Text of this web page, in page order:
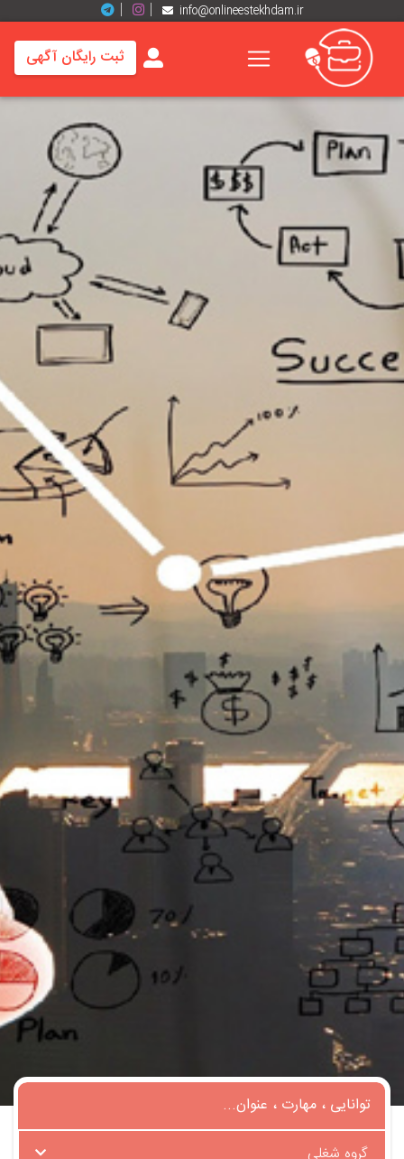
info@onlineestekhdam.ir
خانه
های
شغلی
رزومه
ها
اخبار
مشاغل
درباره
ما
ثبت رایگان آگهی
گروه شغلی